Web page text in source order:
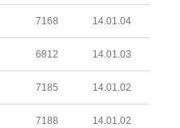
7168 14.01.04
6812 14.01.03
7185 14.01.02
7188 14.01.02